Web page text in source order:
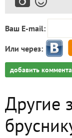
Ваш E-mail:
Или через:
добавить
Другие